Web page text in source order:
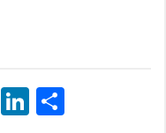
Pinterest
LinkedIn